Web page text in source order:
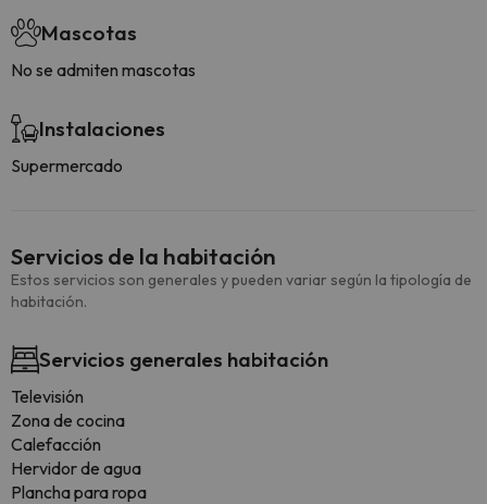
Mascotas
No se admiten mascotas
Instalaciones
Supermercado
Servicios de la habitación
Estos servicios son generales y pueden variar según la tipología de
habitación.
Servicios generales habitación
Televisión
Zona de cocina
Calefacción
Hervidor de agua
Plancha para ropa